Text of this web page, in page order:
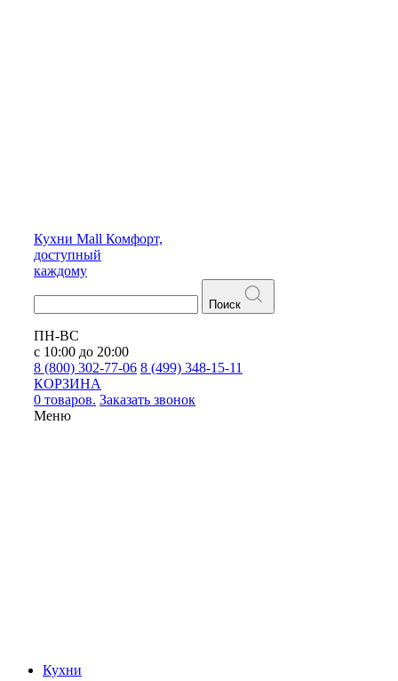
Кухни Mall Комфорт,
доступный
каждому
Поиск
ПН-ВС
с 10:00 до 20:00
8 (800) 302-77-06 8 (499) 348-15-11
КОРЗИНА
0 товаров. Заказать звонок
Меню
Кухни